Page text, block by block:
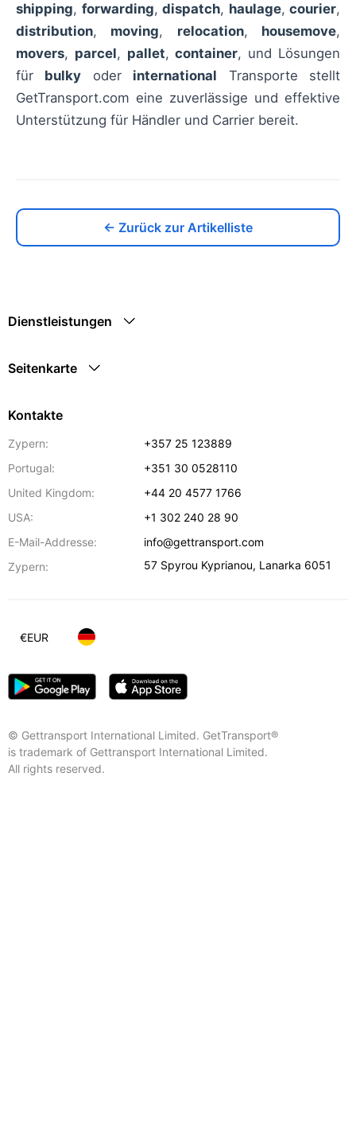
shipping, forwarding, dispatch, haulage, courier,
distribution, moving, relocation, housemove,
movers, parcel, pallet,container, und Lösungen
für bulky oder international Transporte stellt
GetTransport.com eine zuverlässige und effektive
Unterstützung für Händler und Carrier bereit.
← Zurück zur Artikelliste
Dienstleistungen
Seitenkarte
Kontakte
Zypern:
+357 25 123889
Portugal:
+351 30 0528110
United Kingdom:
+44 20 4577 1766
USA:
+1 302 240 28 90
E-Mail-Addresse:
info@gettransport.com
Zypern:
57 Spyrou Kyprianou, Lanarka 6051
© Gettransport International Limited. GetTransport®
is trademark of Gettransport International Limited.
All rights reserved.
€EUR